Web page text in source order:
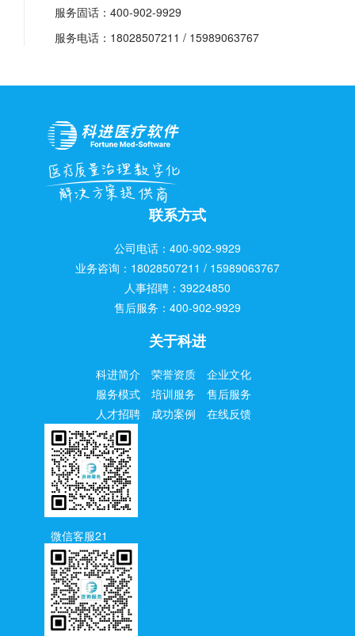
服务固话：400-902-9929
服务电话：18028507211 / 15989063767
联系方式
公司电话：400-902-9929
业务咨询：18028507211 / 15989063767
人事招聘：39224850
售后服务：400-902-9929
关于科进
科进简介 荣誉资质
企业文化
服务模式
培训服务
售后服务
人才招聘
成功案例 在线反馈
微信客服21